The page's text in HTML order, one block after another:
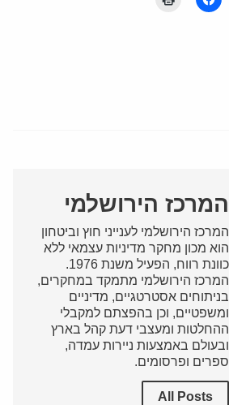
המרכז הירושלמי
המרכז הירושלמי לענייני חוץ וביטחון
הוא מכון מחקר מדיניות עצמאי ללא
כוונת רווח, הפעיל משנת 1976.
המרכז הירושלמי מתמקד במחקרים,
בניתוחים אסטרטגיים, מדיניים
ומשפטיים, וכן בהפצתם למקבלי
ההחלטות ומעצבי דעת קהל בארץ
ובעולם באמצעות ניירות עמדה,
ספרים ופרסומים.
All Posts